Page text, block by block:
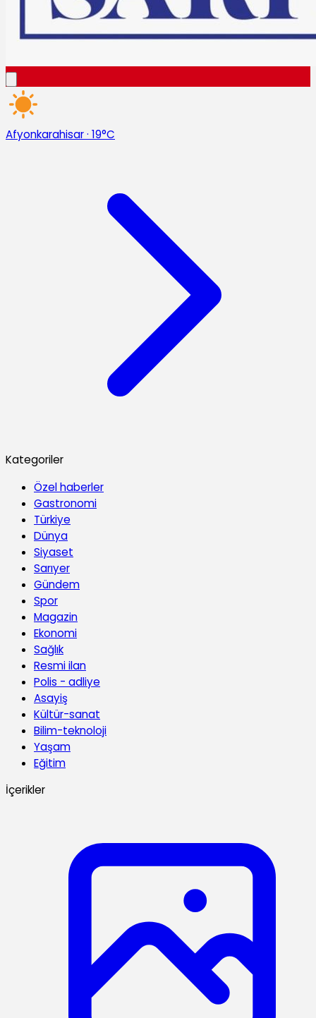
Afyonkarahisar· 19°C
Kategoriler
Özel haberler
Gastronomi
Türkiye
Dünya
Siyaset
Sarıyer
Gündem
Spor
Magazin
Ekonomi
Sağlık
Resmi ilan
Polis - adliye
Asayiş
Kültür-sanat
Bilim-teknoloji
Yaşam
Eğitim
İçerikler